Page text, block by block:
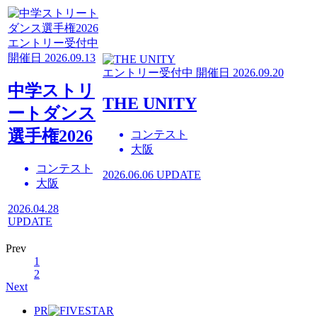
エントリー受付中
開催日 2026.09.13
中学ストリ
ートダンス
選手権2026
コンテスト
大阪
2026.04.28
UPDATE
エントリー受付中 開催日 2026.09.20
THE UNITY
コンテスト
大阪
2026.06.06 UPDATE
Prev
1
2
Next
PR